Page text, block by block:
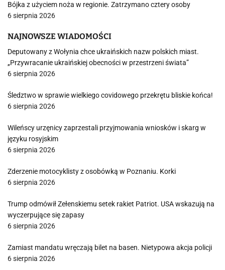
Bójka z użyciem noża w regionie. Zatrzymano cztery osoby
6 sierpnia 2026
NAJNOWSZE WIADOMOŚCI
Deputowany z Wołynia chce ukraińskich nazw polskich miast.
„Przywracanie ukraińskiej obecności w przestrzeni świata”
6 sierpnia 2026
Śledztwo w sprawie wielkiego covidowego przekrętu bliskie końca!
6 sierpnia 2026
Wileńscy urzęnicy zaprzestali przyjmowania wniosków i skarg w
języku rosyjskim
6 sierpnia 2026
Zderzenie motocyklisty z osobówką w Poznaniu. Korki
6 sierpnia 2026
Trump odmówił Zełenskiemu setek rakiet Patriot. USA wskazują na
wyczerpujące się zapasy
6 sierpnia 2026
Zamiast mandatu wręczają bilet na basen. Nietypowa akcja policji
6 sierpnia 2026